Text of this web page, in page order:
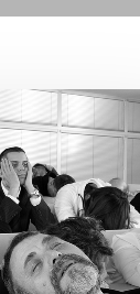
ESC to close